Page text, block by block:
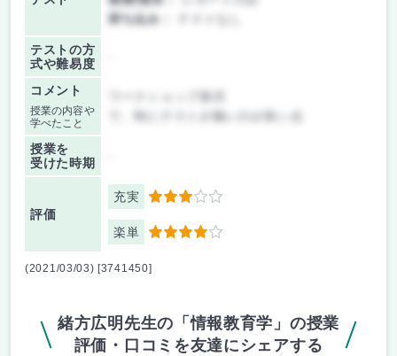
持ち込み：
テストの方
式や難易度
コメント
授業の内容や
学べたこと
で、特にテストが無いのが良い点
授業を
受けた時期
評価
充実 3
楽単 4
(2021/03/03) [3741450]
緒方広明先生の「情報教育学」の授業
評価・口コミを友達にシェアする